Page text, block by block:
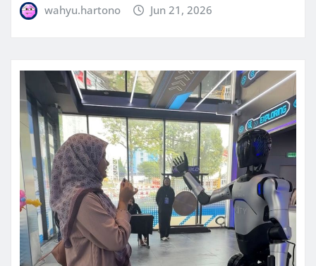
wahyu.hartono Jun 21, 2026